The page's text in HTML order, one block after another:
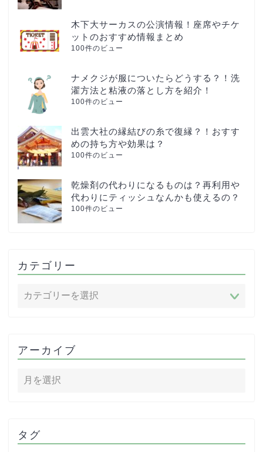
木下大サーカスの公演情報！座席やチケ
ットのおすすめ情報まとめ
100件のビュー
ナメクジが服についたらどうする？！洗
濯方法と粘液の落とし方を紹介！
100件のビュー
出雲大社の縁結びの糸で復縁？！おすす
めの持ち方や効果は？
100件のビュー
乾燥剤の代わりになるものは？再利用や
代わりにティッシュなんかも使えるの？
100件のビュー
カテゴリー
アーカイブ
タグ